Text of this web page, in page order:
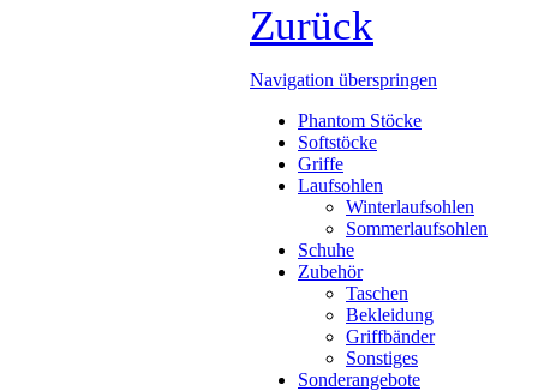
Zurück
Navigation überspringen
Phantom Stöcke
Softstöcke
Griffe
Laufsohlen
Winterlaufsohlen
Sommerlaufsohlen
Schuhe
Zubehör
Taschen
Bekleidung
Griffbänder
Sonstiges
Sonderangebote